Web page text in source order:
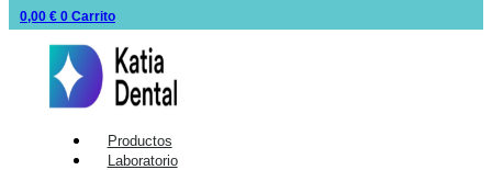
0,00 € 0 Carrito
Productos
Laboratorio